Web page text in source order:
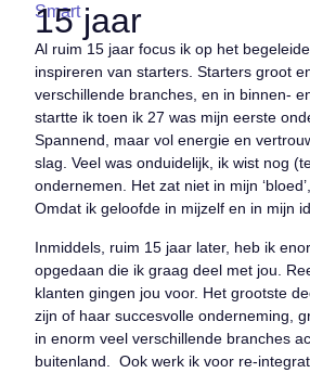
Smart
15 jaar
Al ruim 15 jaar focus ik op het
inspireren van starters. Starters groot
verschillende branches, en in binnen-
startte ik toen ik 27 was mijn eerste
Spannend, maar vol energie en
slag. Veel was onduidelijk, ik wist nog
ondernemen. Het zat niet in mijn
Omdat ik geloofde in mijzelf en in mijn
Inmiddels, ruim 15 jaar later, heb ik
opgedaan die ik graag deel met jou.
klanten gingen jou voor. Het grootste
zijn of haar succesvolle onderneming,
in enorm veel verschillende branches
buitenland. Ook werk ik voor re-